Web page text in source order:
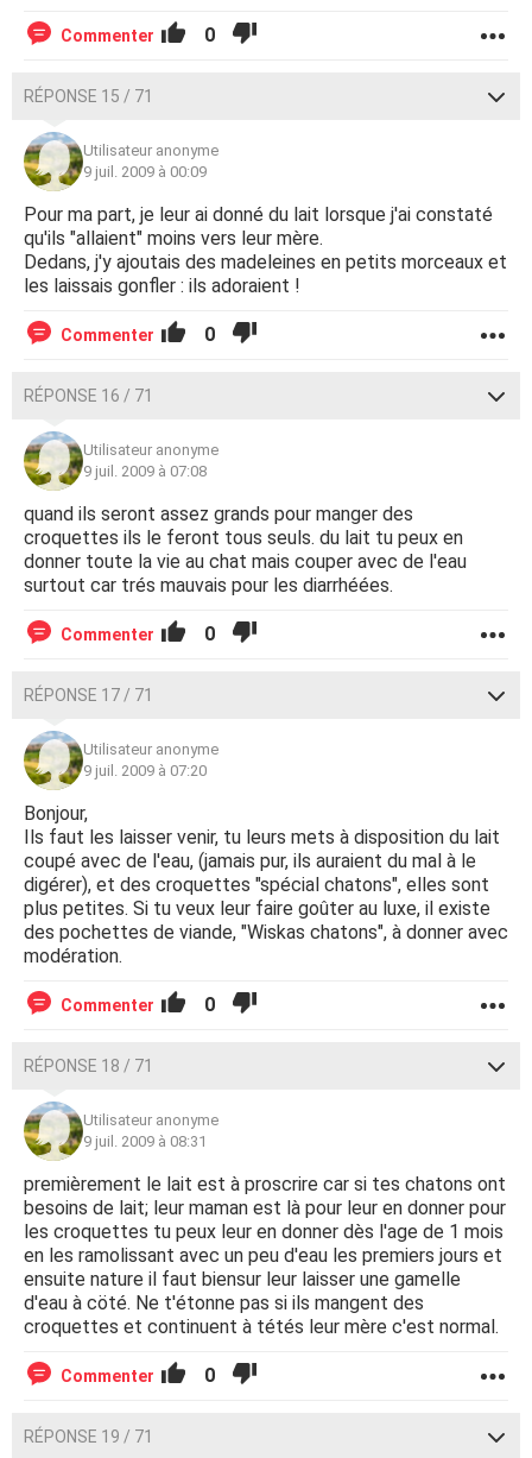
Commenter 0
RÉPONSE 15 / 71
Utilisateur anonyme
9 juil. 2009 à 00:09
Pour ma part, je leur ai donné du lait lorsque j'ai constaté
qu'ils "allaient" moins vers leur mère.
Dedans, j'y ajoutais des madeleines en petits morceaux et
les laissais gonfler : ils adoraient !
Commenter 0
RÉPONSE 16 / 71
Utilisateur anonyme
9 juil. 2009 à 07:08
quand ils seront assez grands pour manger des
croquettes ils le feront tous seuls. du lait tu peux en
donner toute la vie au chat mais couper avec de l'eau
surtout car trés mauvais pour les diarrhéées.
Commenter 0
RÉPONSE 17 / 71
Utilisateur anonyme
9 juil. 2009 à 07:20
Bonjour,
Ils faut les laisser venir, tu leurs mets à disposition du lait
coupé avec de l'eau, (jamais pur, ils auraient du mal à le
digérer), et des croquettes "spécial chatons", elles sont
plus petites. Si tu veux leur faire goûter au luxe, il existe
des pochettes de viande, "Wiskas chatons", à donner avec
modération.
Commenter 0
RÉPONSE 18 / 71
Utilisateur anonyme
9 juil. 2009 à 08:31
premièrement le lait est à proscrire car si tes chatons ont
besoins de lait; leur maman est là pour leur en donner pour
les croquettes tu peux leur en donner dès l'age de 1 mois
en les ramolissant avec un peu d'eau les premiers jours et
ensuite nature il faut biensur leur laisser une gamelle
d'eau à cöté. Ne t'étonne pas si ils mangent des
croquettes et continuent à tétés leur mère c'est normal.
Commenter 0
RÉPONSE 19 / 71